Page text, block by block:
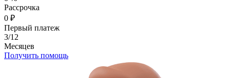
Рассрочка
0 ₽
Первый платеж
3/12
Месяцев
Получить помощь